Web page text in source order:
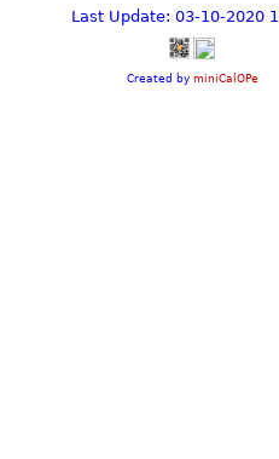
Last Update: 03-10-2020
Created by miniCalOPe